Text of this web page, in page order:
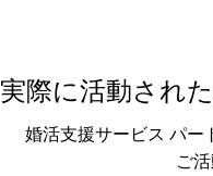
実際に活動され
婚活支援サービス パー
ご